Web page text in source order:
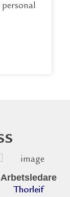
Arbetsledare
Thorleif